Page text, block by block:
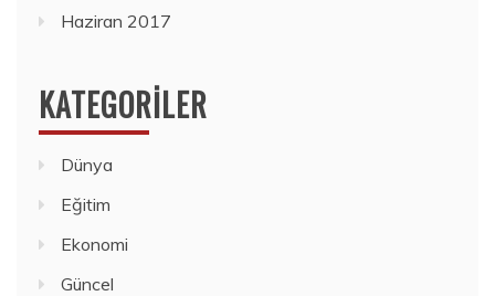
Haziran 2017
KATEGORILER
Dünya
Eğitim
Ekonomi
Güncel